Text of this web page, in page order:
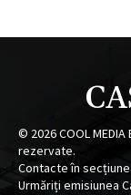
© 2026COOL
rezervate.
Contacte în
Urmăriți emisiunea